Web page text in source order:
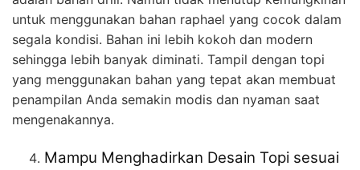
untuk menggunakan bahan raphael yang cocok dalam
segala kondisi. Bahan ini lebih kokoh dan modern
sehingga lebih banyak diminati. Tampil dengan topi
yang menggunakan bahan yang tepat akan membuat
penampilan Anda semakin modis dan nyaman saat
mengenakannya.
Mampu Menghadirkan Desain Topi sesuai